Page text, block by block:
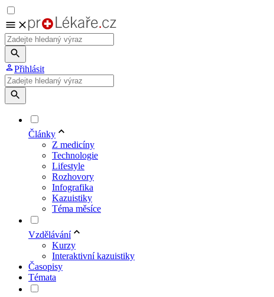
Přihlásit
Články
Z medicíny
Technologie
Lifestyle
Rozhovory
Infografika
Kazuistiky
Téma měsíce
Vzdělávání
Kurzy
Interaktivní kazuistiky
Časopisy
Témata